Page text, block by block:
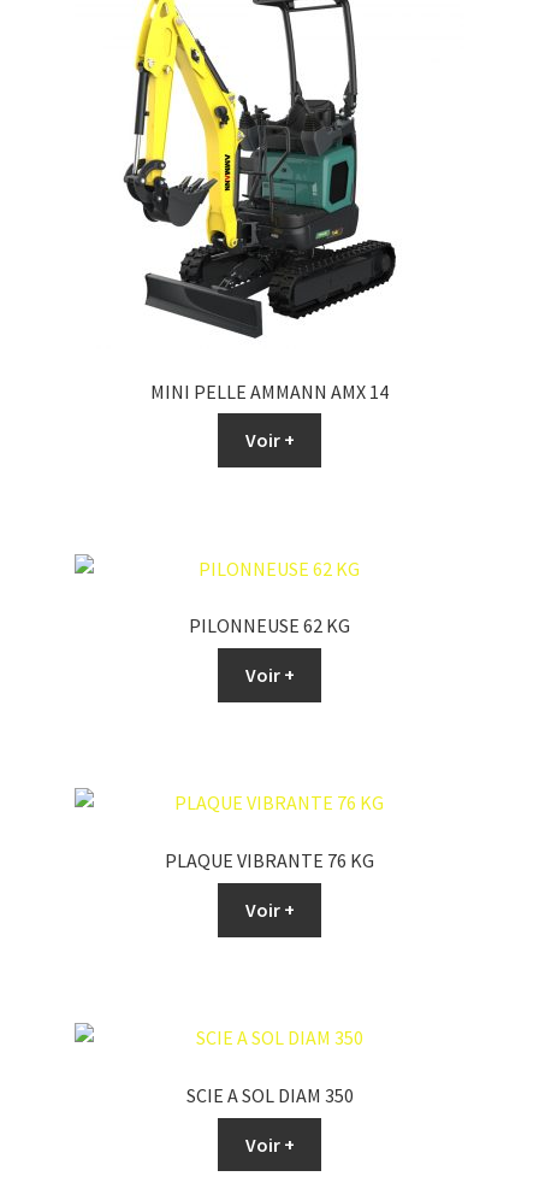
MINI PELLE AMMANN AMX 14
Voir +
PILONNEUSE 62 KG
Voir +
PLAQUE VIBRANTE 76 KG
Voir +
SCIE A SOL DIAM 350
Voir +